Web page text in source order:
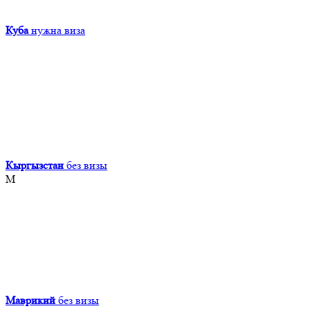
Куба нужна виза
Кыргызcтан без визы
М
Маврикий без визы